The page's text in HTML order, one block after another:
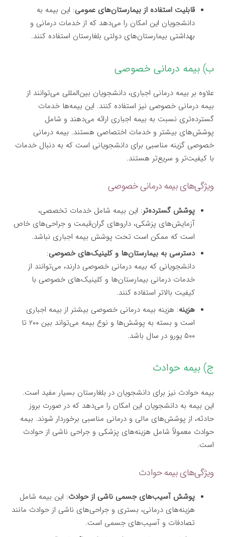
قابلیت استفاده از بیمارستان‌های عمومی: این بیمه به
دانشجویان این امکان را می‌دهد که از خدمات درمانی و
بهداشتی بیمارستان‌های دولتی بلغارستان استفاده کنند.
ب) بیمه درمانی خصوصی
علاوه بر بیمه درمانی اجباری، دانشجویان بین‌المللی می‌توانند از
بیمه درمانی خصوصی نیز استفاده کنند. این بیمه‌ها خدمات
گسترده‌تری نسبت به بیمه اجباری ارائه می‌دهند و شامل
پوشش‌های بیشتر و خدمات اختصاصی هستند. بیمه درمانی
خصوصی گزینه مناسبی برای دانشجویانی است که به دنبال خدمات
با کیفیت‌تر و سریع‌تر هستند.
ویژگی‌های بیمه درمانی خصوصی
پوشش گسترده‌تر: این بیمه شامل خدمات تخصصی،
آزمایش‌های پزشکی، داروهای گران‌قیمت و جراحی‌های خاص
است که ممکن است تحت پوشش بیمه اجباری نباشد.
دسترسی به بیمارستان‌ها و کلینیک‌های خصوصی:
دانشجویانی که بیمه درمانی خصوصی دارند، می‌توانند از
خدمات درمانی بیمارستان‌ها و کلینیک‌های خصوصی با
کیفیت بالاتر استفاده کنند.
هزینه: هزینه بیمه درمانی خصوصی بیشتر از بیمه اجباری
است و بسته به پوشش‌ها و نوع بیمه می‌تواند بین ۲۰۰ تا
۵۰۰ یورو در سال باشد.
ج) بیمه حوادث
بیمه حوادث نیز برای دانشجویان در بلغارستان بسیار مفید است.
این بیمه به دانشجویان این امکان را می‌دهد که در صورت بروز
حادثه، از پوشش‌های مالی و درمانی مناسبی برخوردار شوند. بیمه
حوادث معمولاً شامل هزینه‌های پزشکی و جراحی ناشی از حوادث
است.
ویژگی‌های بیمه حوادث
پوشش آسیب‌های جسمی ناشی از حوادث: این بیمه شامل
هزینه‌های درمانی، بستری و جراحی‌های ناشی از حوادث مانند
تصادفات و آسیب‌های جسمی است.